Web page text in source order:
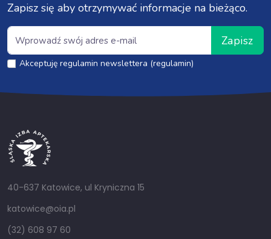
Zapisz się aby otrzymywać informacje na bieżąco.
Zapisz
Akceptuję regulamin newslettera (regulamin)
40-637 Katowice, ul Kryniczna 15
katowice@oia.pl
(32) 608 97 60